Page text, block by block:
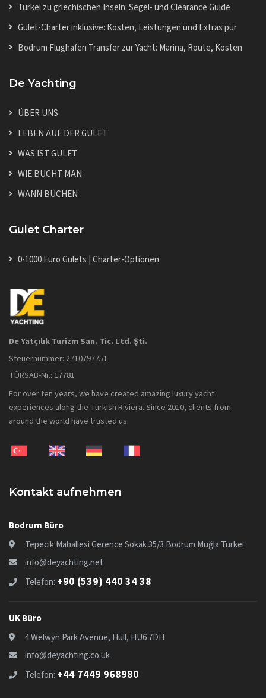
Türkei zu griechischen Inseln: Segel- und Clearance Guide
Gulet-Charter inklusive: Kosten, Leistungen und Extras pur
Bodrum Flughafen Transfer zur Yacht: Marina, Route, Kosten
De Yachting
ÜBER UNS
LEBEN AUF DER GULET
WAS IST GULET
WIE BUCHT MAN
WANN BUCHEN
Gulet Charter
0-1000 Euro Gulets | Charter-Optionen
De Yatçılık Turizm San. Tic. Ltd. Şti.
Steuernummer: 2710797751
TÜRSAB-Nr.: 17781
For over ten years, we have created amazing luxury yacht
experiences along the Turkish Riviera. Since 2010, clients from
around the world have trusted us.
Kontakt aufnehmen
Bodrum Büro
Tepecik Mahallesi Gerence Sokak 35/3 Bodrum Muğla Türkei
info@deyachting.net
Telefon: +90 (539) 440 34 38
UK Büro
4 Welwyn Park Avenue, Hull, HU6 7DH
info@deyachting.co.uk
Telefon: +44 7449 968980